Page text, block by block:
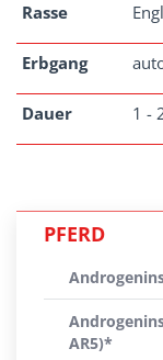
Rasse
Erbgang
Dauer 1 -
PFERD
AR5)*